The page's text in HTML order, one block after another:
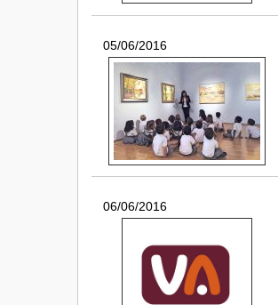
05/06/2016
06/06/2016